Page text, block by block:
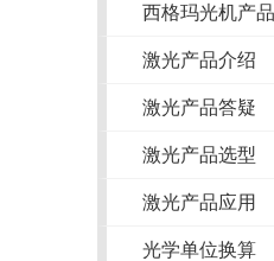
西格玛光机产
激光产品介绍
激光产品答疑
激光产品选型
激光产品应用
光学单位换算